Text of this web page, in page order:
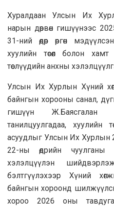
Хуралдаан Улсын Их
нарын дөрвөн гишүүнээс
31-ний өдөр өргөн
хуулийн төсөл болон хамт
төслүүдийн анхны
Улсын Их Хурлын Хүний
байнгын хорооны санал,
гишүүн Ж.Баясгалан
танилцуулгадаа, хуулийн
асуудлыг Улсын Их Хурлын
22-ны өдрийн чуулганы
хэлэлцүүлэн
бэлтгүүлэхээр Хүний
байнгын хороонд
хороо 2026 оны